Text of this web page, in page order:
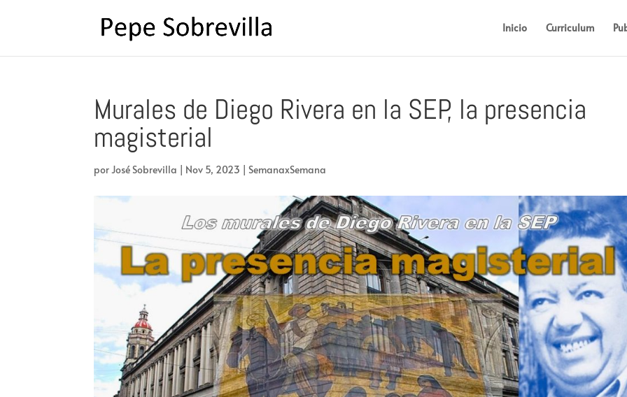
Inicio Curriculum
Murales de Diego Rivera en la SEP, la presencia
magisterial
porJosé Sobrevilla | Nov 5, 2023 |SemanaxSemana